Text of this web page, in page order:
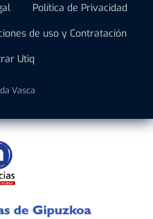
Política de Privacidad
de uso y Contratación
Utiq
Vasca